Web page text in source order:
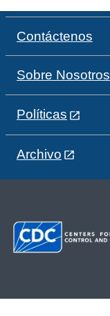
Contáctenos
Sobre Nosotros
Políticas
Archivo